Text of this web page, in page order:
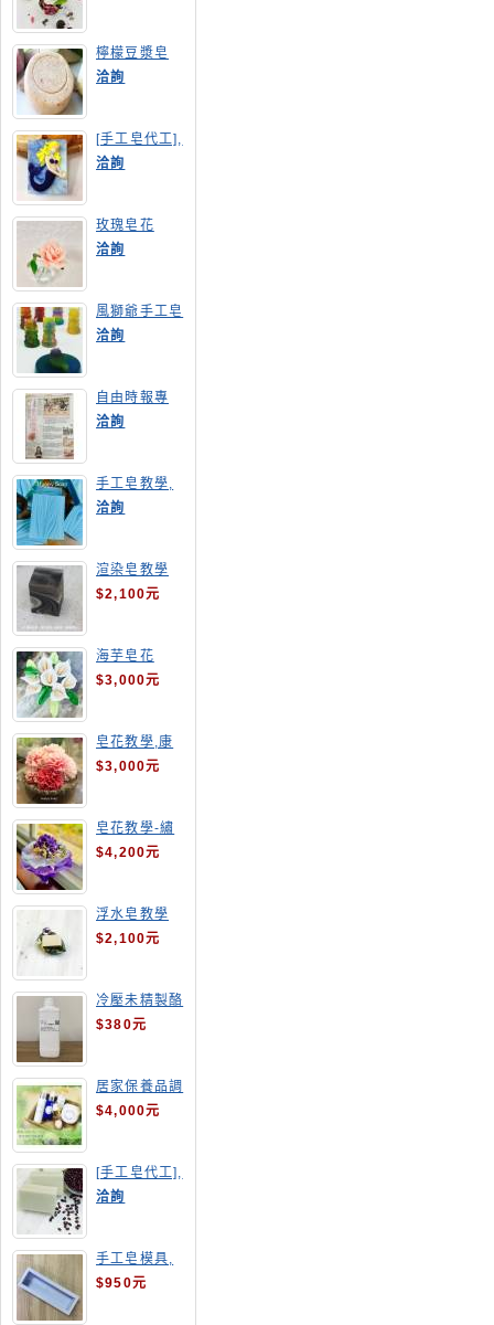
檸檬豆漿皂
(溫潤手感皂)
洽詢
[手工皂代工],
美人魚手工皂
洽詢
玫瑰皂花
洽詢
風獅爺手工皂
洽詢
自由時報專
訪,手工皂達
人陳德昇老師
洽詢
手工皂教學,
手工皂當月課
程,渲染皂
洽詢
渲染皂教學
$2,100元
海芋皂花
$3,000元
皂花教學,康
乃馨
$3,000元
皂花教學-繡
球花皂花束
$4,200元
浮水皂教學
$2,100元
冷壓未精製酪
梨油
$380元
居家保養品調
配班
$4,000元
[手工皂代工],
酒粕皂
洽詢
手工皂模具,
長方形吐司模
$950元